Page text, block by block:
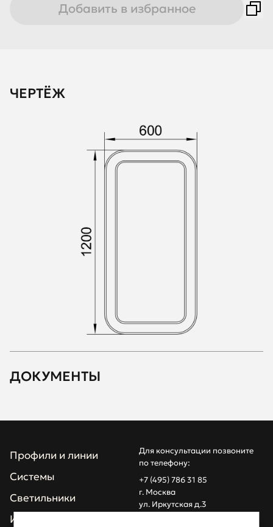
Добавить в избранное
ДОКУМЕНТЫ
ЧЕРТЁЖ
Профили и линии
Системы
Светильники
Инсталляции
Для консультации позвоните
по телефону:
+7 (495) 786 31 85
г. Москва
ул. Иркутская д.3